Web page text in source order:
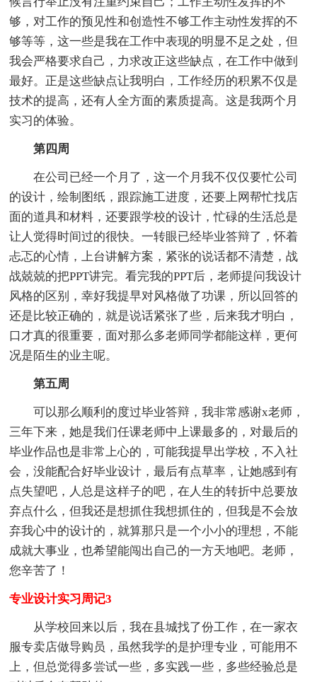
够，对工作的预见性和创造性不够工作主动性发挥的不
够等等，这一些是我在工作中表现的明显不足之处，但
我会严格要求自己，力求改正这些缺点，在工作中做到
最好。正是这些缺点让我明白，工作经历的积累不仅是
技术的提高，还有人全方面的素质提高。这是我两个月
实习的体验。
第四周
在公司已经一个月了，这一个月我不仅仅要忙公司
的设计，绘制图纸，跟踪施工进度，还要上网帮忙找店
面的道具和材料，还要跟学校的设计，忙碌的生活总是
让人觉得时间过的很快。一转眼已经毕业答辩了，怀着
忐忑的心情，上台讲解方案，紧张的说话都不清楚，战
战兢兢的把PPT讲完。看完我的PPT后，老师提问我设计
风格的区别，幸好我提早对风格做了功课，所以回答的
还是比较正确的，就是说话紧张了些，后来我才明白，
口才真的很重要，面对那么多老师同学都能这样，更何
况是陌生的业主呢。
第五周
可以那么顺利的度过毕业答辩，我非常感谢x老师，
三年下来，她是我们任课老师中上课最多的，对最后的
毕业作品也是非常上心的，可能我提早出学校，不入社
会，没能配合好毕业设计，最后有点草率，让她感到有
点失望吧，人总是这样子的吧，在人生的转折中总要放
弃点什么，但我还是想抓住我想抓住的，但我是不会放
弃我心中的设计的，就算那只是一个小小的理想，不能
成就大事业，也希望能闯出自己的一方天地吧。老师，
您辛苦了！
专业设计实习周记3
从学校回来以后，我在县城找了份工作，在一家衣
服专卖店做导购员，虽然我学的是护理专业，可能用不
上，但总觉得多尝试一些，多实践一些，多些经验总是